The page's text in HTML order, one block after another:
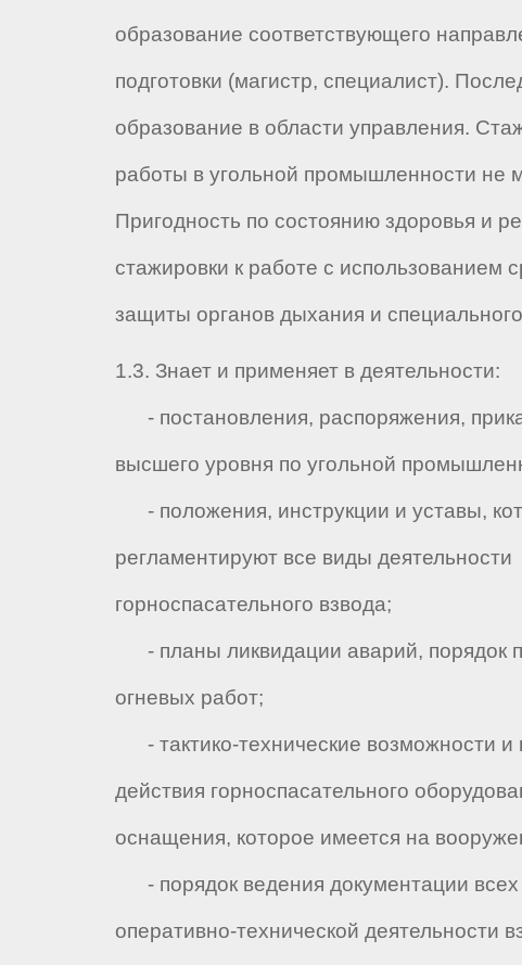
образование соответствующего
подготовки (магистр, специалист).
образование в области управления.
работы в угольной промышленности не
Пригодность по состоянию здоровья и
стажировки к работе с использованием
защиты органов дыхания и
1.3. Знает и применяет в деятельности:
- постановления, распоряжения,
высшего уровня по угольной
- положения, инструкции и уставы,
регламентируют все виды деятельности
горноспасательного взвода;
- планы ликвидации аварий, порядок
огневых работ;
- тактико-технические возможности и
действия горноспасательного
оснащения, которое имеется на
- порядок ведения документации всех
оперативно-технической деятельности